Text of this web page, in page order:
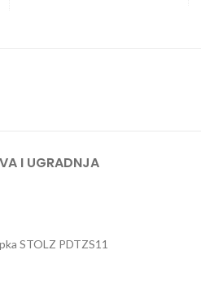
I UGRADNJA
STOLZ PDTZS11